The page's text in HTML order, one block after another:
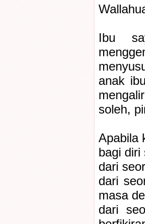
Ibu
anak
soleh,
Apabila
bagi diri
dari
dari
masa
dari